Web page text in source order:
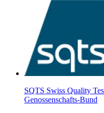
SQTS Swiss Quality
Genossenschafts-Bund